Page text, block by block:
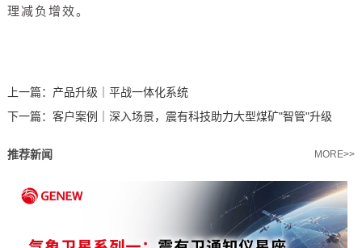
理减负增效。
上一篇： 产品升级｜平战一体化系统
下一篇： 客户案例｜深入场景，震有科技助力大型煤矿"智管"升级
推荐新闻 MORE>>